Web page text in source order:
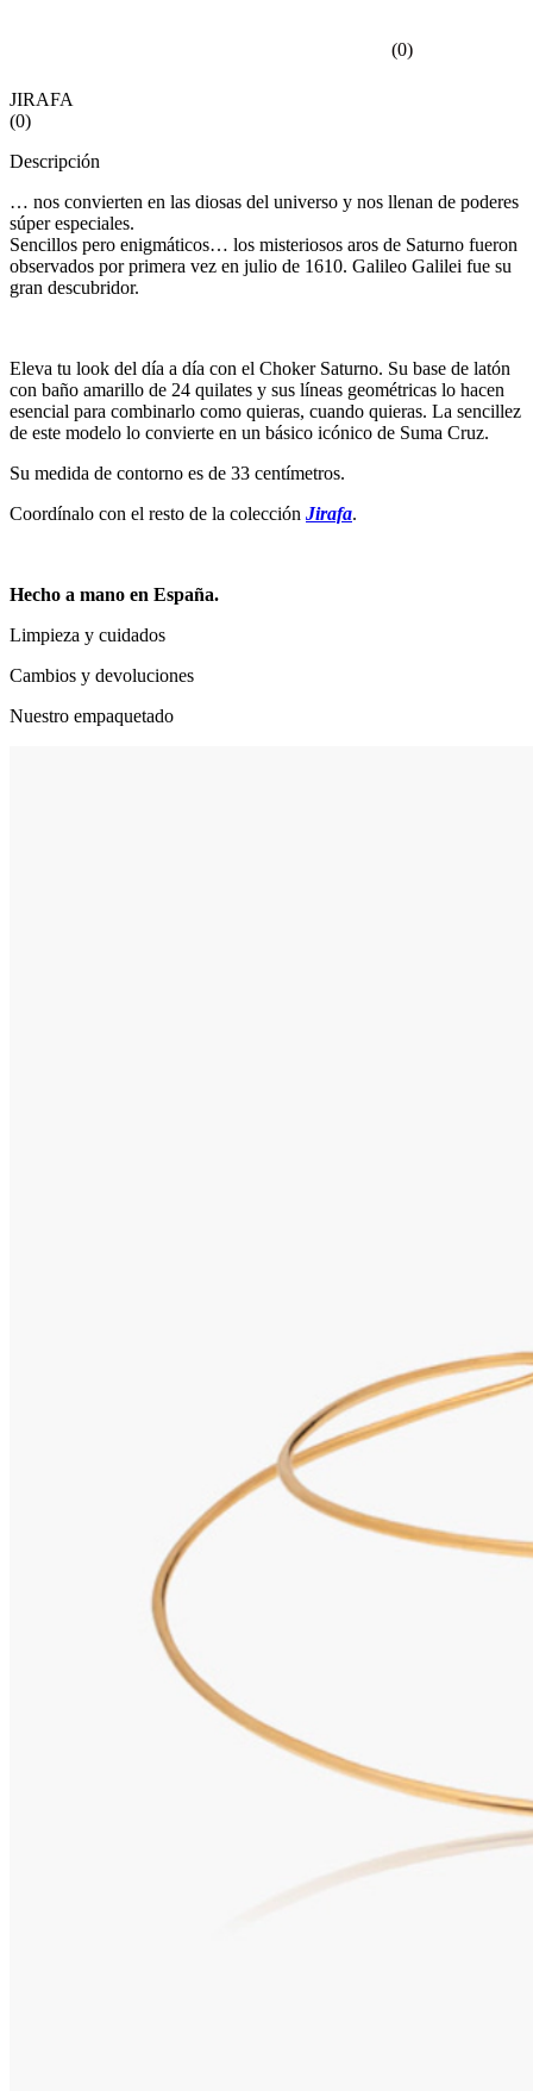
(0)
JIRAFA
(0)
Descripción
… nos convierten en las diosas del universo y nos llenan de poderes
súper especiales.
Sencillos pero enigmáticos… los misteriosos aros de Saturno fueron
observados por primera vez en julio de 1610. Galileo Galilei fue su
gran descubridor.
Eleva tu look del día a día con el Choker Saturno. Su base de latón
con baño amarillo de 24 quilates y sus líneas geométricas lo hacen
esencial para combinarlo como quieras, cuando quieras. La sencillez
de este modelo lo convierte en un básico icónico de Suma Cruz.
Su medida de contorno es de 33 centímetros.
Coordínalo con el resto de la colección Jirafa.
Hecho a mano en España.
Limpieza y cuidados
Cambios y devoluciones
Nuestro empaquetado